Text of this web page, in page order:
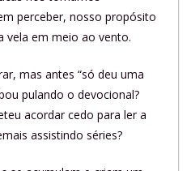
perceber, nosso propósito
vela em meio ao vento.
mas antes “só deu uma
pulando o devocional?
acordar cedo para ler a
assistindo séries?